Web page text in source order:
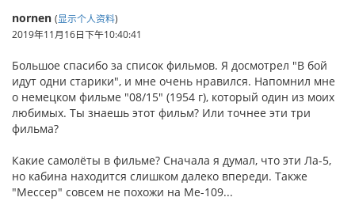
nornen (显示个人资料)
2019年11月16日下午10:40:41
Большое спасибо за список фильмов. Я досмотрел "В бой
идут одни старики", и мне очень нравился. Напомнил мне
о немецком фильме "08/15" (1954 г), который один из моих
любимых. Ты знаешь этот фильм? Или точнее эти три
фильма?
Какие самолёты в фильме? Сначала я думал, что эти Ла-5,
но кабина находится слишком далеко впереди. Также
"Мессер" совсем не похожи на Me-109...